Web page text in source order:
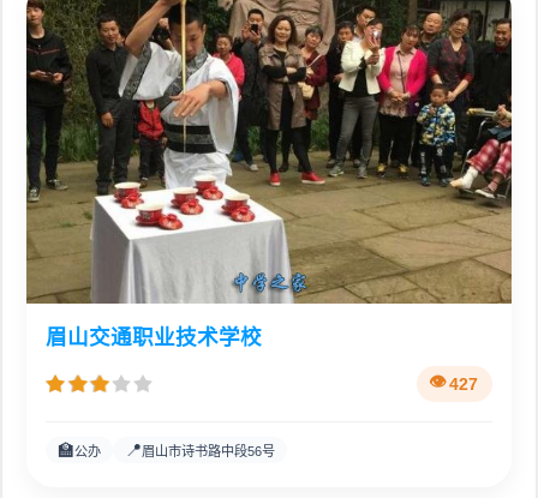
眉山交通职业技术学校
427
🏫公办 📍眉山市诗书路中段56号